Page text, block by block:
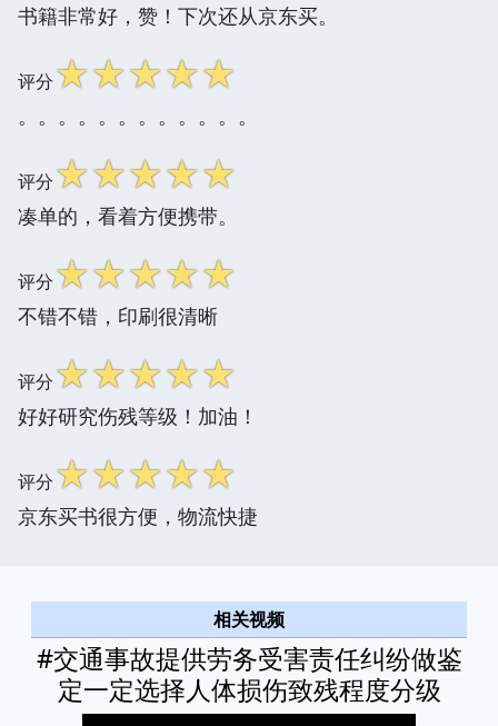
书籍非常好，赞！下次还从京东买。
评分☆☆☆☆☆
。。。。。。。。。。。。
评分☆☆☆☆☆
凑单的，看着方便携带。
评分☆☆☆☆☆
不错不错，印刷很清晰
评分☆☆☆☆☆
好好研究伤残等级！加油！
评分☆☆☆☆☆
京东买书很方便，物流快捷
相关视频
#交通事故提供劳务受害责任纠纷做鉴
定一定选择人体损伤致残程度分级